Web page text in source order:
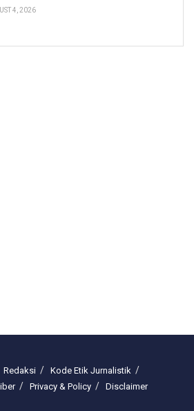
4, 2026
Redaksi
Kode Etik Jurnalistik
Privacy & Policy Disclaimer